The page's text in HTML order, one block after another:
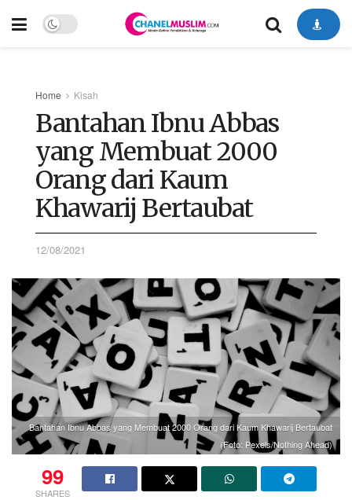
Home Kisah
Bantahan Ibnu Abbas
yang Membuat 2000
Orang dari Kaum
Khawarij Bertaubat
12/08/2021
Bantahan Ibnu Abbas yang Membuat 2000 Orang dari Kaum Khawarij Bertaubat
(Foto: Pexels/Nothing Ahead)
99
SHARES